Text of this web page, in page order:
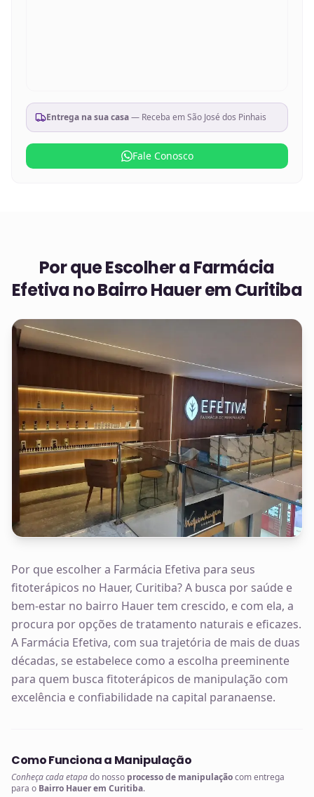
Entrega na sua casa— Receba emSão José dos Pinhais
Fale Conosco
Por que Escolher a Farmácia
Efetiva noBairro Hauer em Curitiba
Por que escolher a Farmácia Efetiva para seus
fitoterápicos no Hauer, Curitiba? A busca por saúde e
bem-estar no bairro Hauer tem crescido, e com ela, a
procura por opções de tratamento naturais e eficazes.
A Farmácia Efetiva, com sua trajetória de mais de duas
décadas, se estabelece como a escolha preeminente
para quem busca fitoterápicos de manipulação com
excelência e confiabilidade na capital paranaense.
Como Funciona a Manipulação
Conheça cada etapado nosso processo de manipulaçãocom entrega
para o Bairro Hauer em Curitiba.